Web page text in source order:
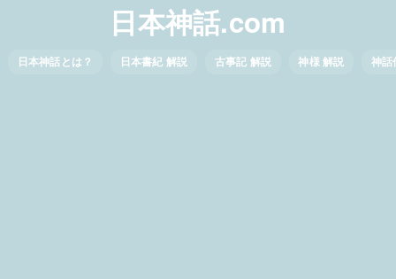
日本神話.com
日本神話とは？ 日本書紀 解説 古事記 解説 神様 解説 神話